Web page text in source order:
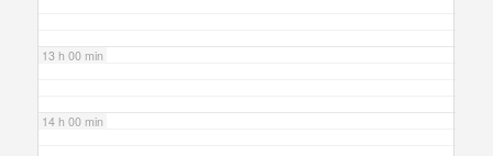
13 h 00 min
14 h 00 min